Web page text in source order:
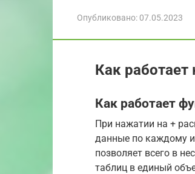
Опубликовано: 07.05.2023
Как работает
Как работает
При нажатии на +
данные по каждому
позволяет всего в
таблиц в единый